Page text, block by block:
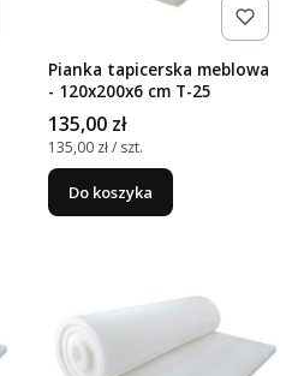
Pianka tapicerska meblowa
- 120x200x6 cm T-25
Cena
135,00 zł
Cena jednostkowa
135,00 zł / szt.
Do koszyka